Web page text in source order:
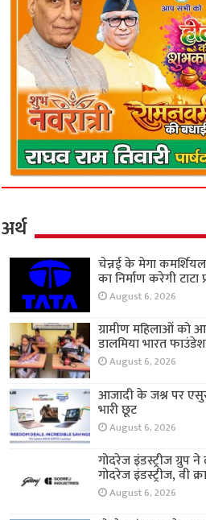
अर्थ
चेन्नई के मेगा
का निर्माण करेगी टाटा
August 6, 2026
ग्रामीण महिलाओं को
डालमिया भारत
August 6, 2026
आजादी के जश्न पर
भारी छूट
August 6, 2026
गोदरेज इंडस्ट्रीज ग्रुप
गोदरेज इंडस्ट्रीज, वी
August 6, 2026